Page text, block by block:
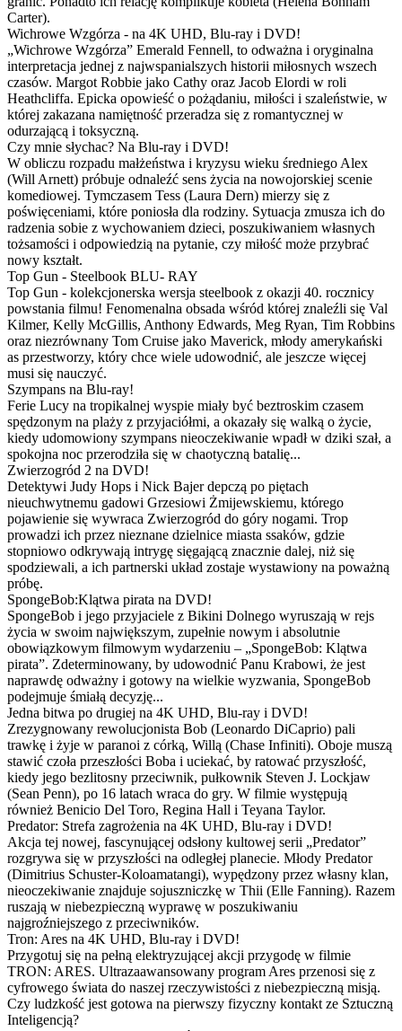
Carter).
Wichrowe Wzgórza - na 4K UHD, Blu-ray i DVD!
„Wichrowe Wzgórza” Emerald Fennell, to odważna i oryginalna
interpretacja jednej z najwspanialszych historii miłosnych wszech
czasów. Margot Robbie jako Cathy oraz Jacob Elordi w roli
Heathcliffa. Epicka opowieść o pożądaniu, miłości i szaleństwie, w
której zakazana namiętność przeradza się z romantycznej w
odurzającą i toksyczną.
Czy mnie słychac? Na Blu-ray i DVD!
W obliczu rozpadu małżeństwa i kryzysu wieku średniego Alex
(Will Arnett) próbuje odnaleźć sens życia na nowojorskiej scenie
komediowej. Tymczasem Tess (Laura Dern) mierzy się z
poświęceniami, które poniosła dla rodziny. Sytuacja zmusza ich do
radzenia sobie z wychowaniem dzieci, poszukiwaniem własnych
tożsamości i odpowiedzią na pytanie, czy miłość może przybrać
nowy kształt.
Top Gun - Steelbook BLU- RAY
Top Gun - kolekcjonerska wersja steelbook z okazji 40. rocznicy
powstania filmu! Fenomenalna obsada wśród której znaleźli się Val
Kilmer, Kelly McGillis, Anthony Edwards, Meg Ryan, Tim Robbins
oraz niezrównany Tom Cruise jako Maverick, młody amerykański
as przestworzy, który chce wiele udowodnić, ale jeszcze więcej
musi się nauczyć.
Szympans na Blu-ray!
Ferie Lucy na tropikalnej wyspie miały być beztroskim czasem
spędzonym na plaży z przyjaciółmi, a okazały się walką o życie,
kiedy udomowiony szympans nieoczekiwanie wpadł w dziki szał, a
spokojna noc przerodziła się w chaotyczną batalię...
Zwierzogród 2 na DVD!
Detektywi Judy Hops i Nick Bajer depczą po piętach
nieuchwytnemu gadowi Grzesiowi Żmijewskiemu, którego
pojawienie się wywraca Zwierzogród do góry nogami. Trop
prowadzi ich przez nieznane dzielnice miasta ssaków, gdzie
stopniowo odkrywają intrygę sięgającą znacznie dalej, niż się
spodziewali, a ich partnerski układ zostaje wystawiony na poważną
próbę.
SpongeBob:Klątwa pirata na DVD!
SpongeBob i jego przyjaciele z Bikini Dolnego wyruszają w rejs
życia w swoim największym, zupełnie nowym i absolutnie
obowiązkowym filmowym wydarzeniu – „SpongeBob: Klątwa
pirata”. Zdeterminowany, by udowodnić Panu Krabowi, że jest
naprawdę odważny i gotowy na wielkie wyzwania, SpongeBob
podejmuje śmiałą decyzję...
Jedna bitwa po drugiej na 4K UHD, Blu-ray i DVD!
Zrezygnowany rewolucjonista Bob (Leonardo DiCaprio) pali
trawkę i żyje w paranoi z córką, Willą (Chase Infiniti). Oboje muszą
stawić czoła przeszłości Boba i uciekać, by ratować przyszłość,
kiedy jego bezlitosny przeciwnik, pułkownik Steven J. Lockjaw
(Sean Penn), po 16 latach wraca do gry. W filmie występują
również Benicio Del Toro, Regina Hall i Teyana Taylor.
Predator: Strefa zagrożenia na 4K UHD, Blu-ray i DVD!
Akcja tej nowej, fascynującej odsłony kultowej serii „Predator”
rozgrywa się w przyszłości na odległej planecie. Młody Predator
(Dimitrius Schuster-Koloamatangi), wypędzony przez własny klan,
nieoczekiwanie znajduje sojuszniczkę w Thii (Elle Fanning). Razem
ruszają w niebezpieczną wyprawę w poszukiwaniu
najgroźniejszego z przeciwników.
Tron: Ares na 4K UHD, Blu-ray i DVD!
Przygotuj się na pełną elektryzującej akcji przygodę w filmie
TRON: ARES. Ultrazaawansowany program Ares przenosi się z
cyfrowego świata do naszej rzeczywistości z niebezpieczną misją.
Czy ludzkość jest gotowa na pierwszy fizyczny kontakt ze Sztuczną
Inteligencją?